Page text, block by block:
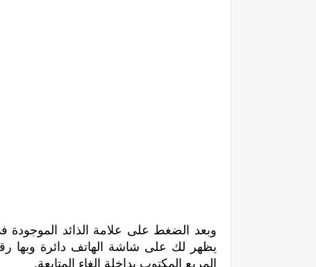
وبعد الضغط على علامة الذائد
المربع المكتوب بداخلة الغاء المتابعة.